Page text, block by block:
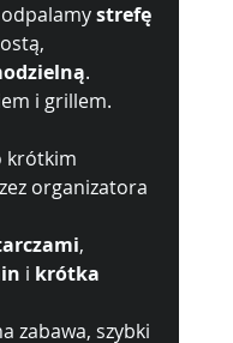
strefę
.
i grillem.
krótkim
organizatora
,
i krótka
zabawa, szybki